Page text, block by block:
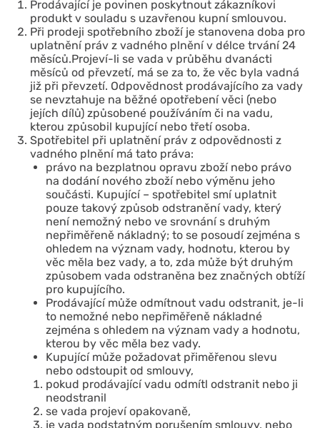
Prodávající je povinen poskytnout zákazníkovi
produkt v souladu s uzavřenou kupní smlouvou.
Při prodeji spotřebního zboží je stanovena doba pro
uplatnění práv z vadného plnění v délce trvání 24
měsíců.Projeví-li se vada v průběhu dvanácti
měsíců od převzetí, má se za to, že věc byla vadná
již při převzetí. Odpovědnost prodávajícího za vady
se nevztahuje na běžné opotřebení věci (nebo
jejích dílů) způsobené používáním či na vadu,
kterou způsobil kupující nebo třetí osoba.
Spotřebitel při uplatnění práv z odpovědnosti z
vadného plnění má tato práva:
právo na bezplatnou opravu zboží nebo právo
na dodání nového zboží nebo výměnu jeho
součásti. Kupující – spotřebitel smí uplatnit
pouze takový způsob odstranění vady, který
není nemožný nebo ve srovnání s druhým
nepřiměřeně nákladný; to se posoudí zejména s
ohledem na význam vady, hodnotu, kterou by
věc měla bez vady, a to, zda může být druhým
způsobem vada odstraněna bez značných obtíží
pro kupujícího.
Prodávající může odmítnout vadu odstranit, je-li
to nemožné nebo nepřiměřeně nákladné
zejména s ohledem na význam vady a hodnotu,
kterou by věc měla bez vady.
Kupující může požadovat přiměřenou slevu
nebo odstoupit od smlouvy,
pokud prodávající vadu odmítl odstranit nebo ji
neodstranil
se vada projeví opakovaně,
je vada podstatným porušením smlouvy, nebo